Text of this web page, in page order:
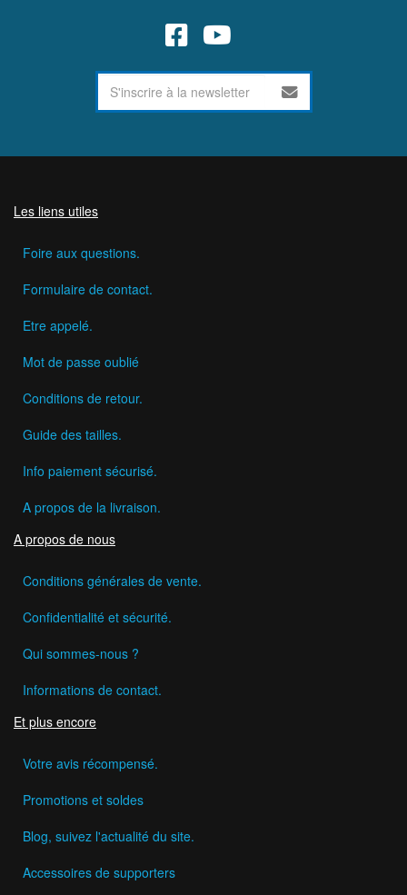
Les liens utiles
Foire aux questions.
Formulaire de contact.
Etre appelé.
Mot de passe oublié
Conditions de retour.
Guide des tailles.
Info paiement sécurisé.
A propos de la livraison.
A propos de nous
Conditions générales de vente.
Confidentialité et sécurité.
Qui sommes-nous ?
Informations de contact.
Et plus encore
Votre avis récompensé.
Promotions et soldes
Blog, suivez l'actualité du site.
Accessoires de supporters